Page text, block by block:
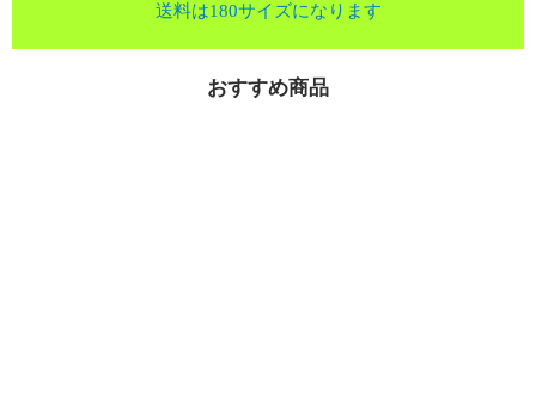
送料は180サイズになります
おすすめ商品